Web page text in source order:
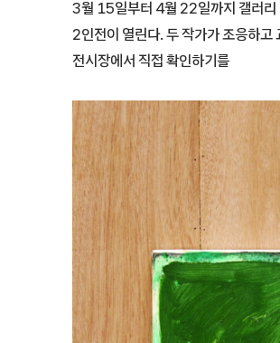
3월 15일부터 4월 22일까지 갤러리
2인전이 열린다. 두 작가가 조응하고
전시장에서 직접 확인하기를